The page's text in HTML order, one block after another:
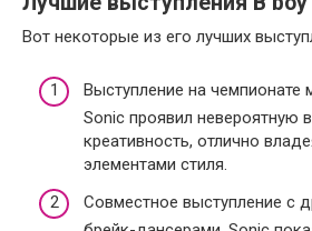
Вот некоторые из его лучших
Выступление на чемпионате
Sonic проявил невероятную
креативность, отлично
элементами стиля.
Совместное выступление с